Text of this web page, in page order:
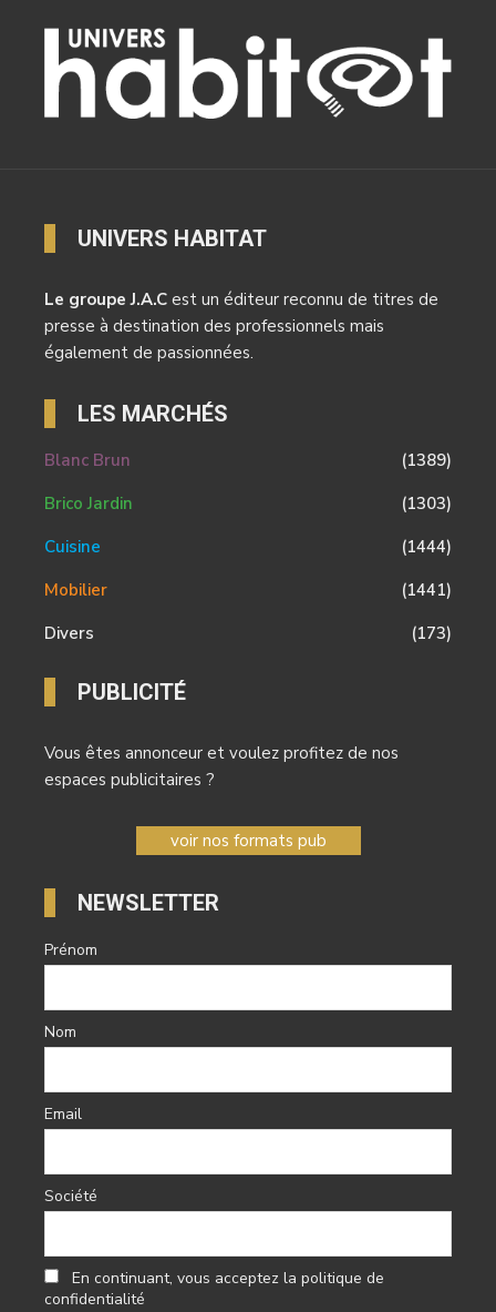
UNIVERS HABITAT
Le groupe J.A.C est un éditeur reconnu de titres de
presse à destination des professionnels mais
également de passionnées.
LES MARCHÉS
Blanc Brun
(1389)
Brico Jardin
(1303)
Cuisine
(1444)
Mobilier
(1441)
Divers
(173)
PUBLICITÉ
Vous êtes annonceur et voulez profitez de nos
espaces publicitaires ?
voir nos formats pub
NEWSLETTER
Prénom
Nom
Email
Société
En continuant, vous acceptez la politique de
confidentialité